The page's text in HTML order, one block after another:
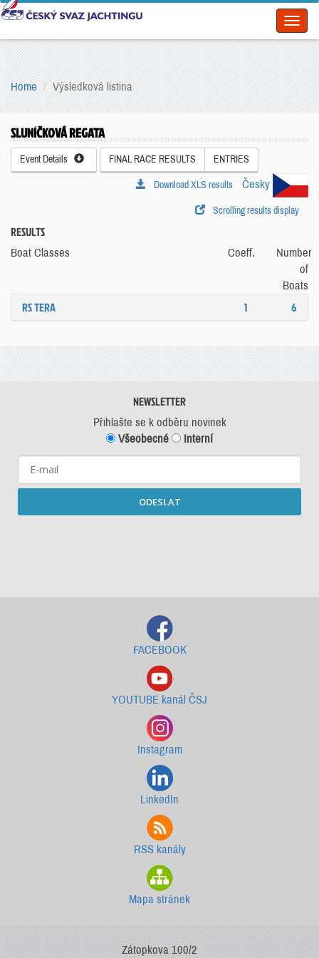
Home Výsledková listina
SLUNÍČKOVÁ REGATA
Event Details FINAL RACE RESULTS ENTRIES
Česky
Download XLS results
Scrolling results display
RESULTS
Boat Classes Coeff.
Number
of
Boats
RS TERA 1 6
NEWSLETTER
Přihlašte se k odběru novinek
Všeobecné
Interní
ODESLAT
FACEBOOK
YOUTUBE kanál ČSJ
Instagram
LinkedIn
RSS kanály
Mapa stránek
Zátopkova 100/2